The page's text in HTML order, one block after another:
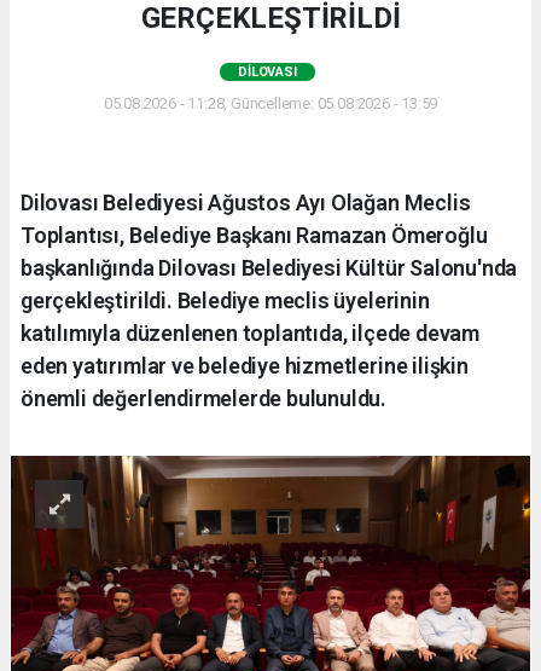
GERÇEKLEŞTİRİLDİ
DILOVASI
05.08.2026 - 11:28, Güncelleme: 05.08.2026 - 13:59
Dilovası Belediyesi Ağustos Ayı Olağan Meclis
Toplantısı, Belediye Başkanı Ramazan Ömeroğlu
başkanlığında Dilovası Belediyesi Kültür Salonu'nda
gerçekleştirildi. Belediye meclis üyelerinin
katılımıyla düzenlenen toplantıda, ilçede devam
eden yatırımlar ve belediye hizmetlerine ilişkin
önemli değerlendirmelerde bulunuldu.